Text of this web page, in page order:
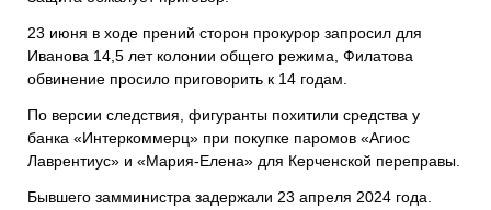
23 июня в ходе прений сторон прокурор запросил для
Иванова 14,5 лет колонии общего режима, Филатова
обвинение просило приговорить к 14 годам.
По версии следствия, фигуранты похитили средства у
банка «Интеркоммерц» при покупке паромов «Агиос
Лаврентиус» и «Мария-Елена» для Керченской переправы.
Бывшего замминистра задержали 23 апреля 2024 года.